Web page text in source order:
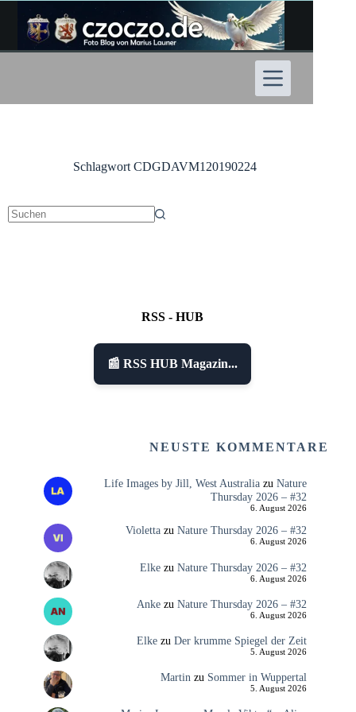
Inhalt
springen
SchlagwortCDGDAVM120190224
RSS - HUB
📰 RSS HUB Magazin...
NEUSTE KOMMENTARE
Life Images by Jill, West Australiazu Nature
Thursday 2026 – #32
6. August 2026
Violettazu Nature Thursday 2026 – #32
6. August 2026
Elkezu Nature Thursday 2026 – #32
6. August 2026
Ankezu Nature Thursday 2026 – #32
6. August 2026
Elkezu Der krumme Spiegel der Zeit
5. August 2026
Martin zu Sommer in Wuppertal
5. August 2026